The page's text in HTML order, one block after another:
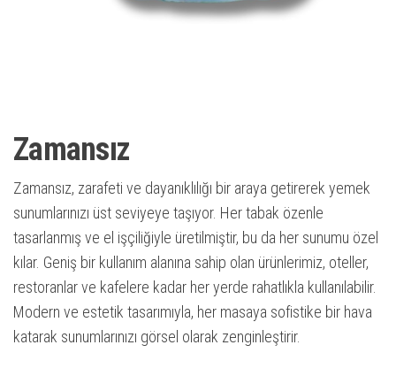
Zamansız
Zamansız, zarafeti ve dayanıklılığı bir araya getirerek yemek
sunumlarınızı üst seviyeye taşıyor. Her tabak özenle
tasarlanmış ve el işçiliğiyle üretilmiştir, bu da her sunumu özel
kılar. Geniş bir kullanım alanına sahip olan ürünlerimiz, oteller,
restoranlar ve kafelere kadar her yerde rahatlıkla kullanılabilir.
Modern ve estetik tasarımıyla, her masaya sofistike bir hava
katarak sunumlarınızı görsel olarak zenginleştirir.